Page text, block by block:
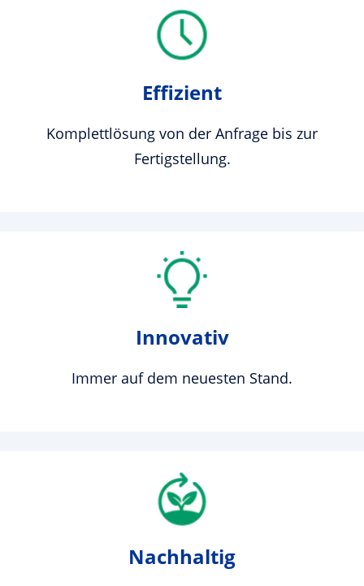
Effizient
Komplettlösung von der Anfrage bis zur
Fertigstellung.
Innovativ
Immer auf dem neuesten Stand.
Nachhaltig